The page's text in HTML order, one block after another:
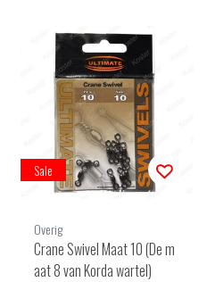
Sale
Overig
Crane Swivel Maat 10 (De m
aat 8 van Korda wartel)